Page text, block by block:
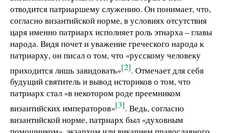
отводится патриаршему служению. Он понимает, что,
согласно византийской норме, в условиях отсутствия
царя именно патриарх исполняет роль этнарха – главы
народа. Видя почет и уважение греческого народа к
патриарху, он писал о том, что «русскому человеку
приходится лишь завидовать»[2]. Отмечает для себя
будущий святитель и вывод историков о том, что
патриарх стал «в некотором роде преемником
византийских императоров»[3]. Ведь, согласно
византийской норме, патриарх был «духовным